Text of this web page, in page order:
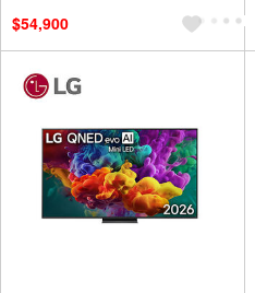
及使用6期以上分期0利率,需付
基本安裝運費)
贈壁掛架
$54,900